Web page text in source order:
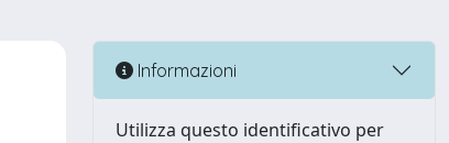
Informazioni
Utilizza questo identificativo per